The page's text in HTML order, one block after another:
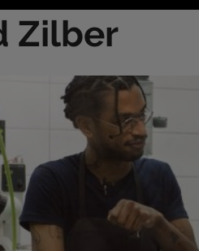
Zilber